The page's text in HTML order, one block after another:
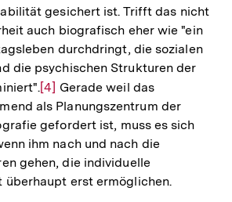
gesichert ist. Trifft das nicht
auch biografisch eher wie "ein
durchdringt, die sozialen
die psychischen Strukturen der
Zur
Auflösung
der
Fußnote
[4] Gerade weil das
als Planungszentrum der
gefordert ist, muss es sich
ihm nach und nach die
gehen, die individuelle
überhaupt erst ermöglichen.